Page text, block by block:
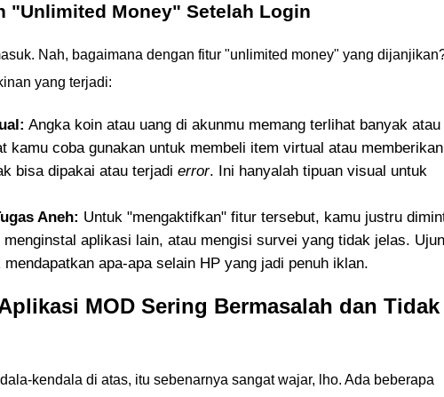
"Unlimited Money" Setelah Login
Nah, bagaimana dengan fitur "unlimited money" yang
yang terjadi:
Angka koin atau uang di akunmu memang terlihat banyak atau
kamu coba gunakan untuk membeli item virtual atau memberikan
bisa dipakai atau terjadi error. Ini hanyalah tipuan visual untuk
Aneh: Untuk "mengaktifkan" fitur tersebut, kamu justru
aplikasi lain, atau mengisi survei yang tidak jelas.
apa-apa selain HP yang jadi penuh iklan.
MOD Sering Bermasalah dan Tidak
kendala di atas, itu sebenarnya sangat wajar, lho. Ada beberapa